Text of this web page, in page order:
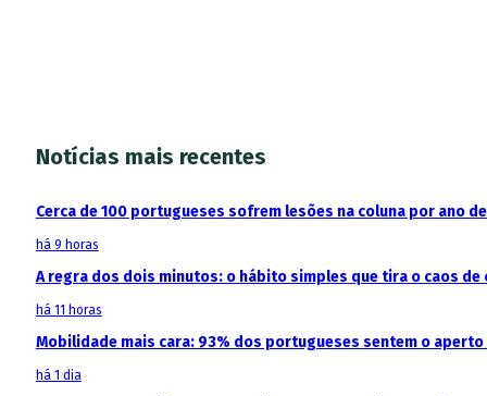
Notícias mais recentes
Cerca de 100 portugueses sofrem lesões na coluna por ano
há 9 horas
A regra dos dois minutos: o hábito simples que tira o caos de
há 11 horas
Mobilidade mais cara: 93% dos portugueses sentem o
há 1 dia